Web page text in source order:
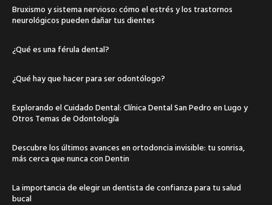
Bruxismo y sistema nervioso: cómo el estrés y los trastornos
neurológicos pueden dañar tus dientes
¿Qué es una férula dental?
¿Qué hay que hacer para ser odontólogo?
Explorando el Cuidado Dental: Clínica Dental San Pedro en Lugo y
Otros Temas de Odontología
Descubre los últimos avances en ortodoncia invisible: tu sonrisa,
más cerca que nunca con Dentin
La importancia de elegir un dentista de confianza para tu salud
bucal